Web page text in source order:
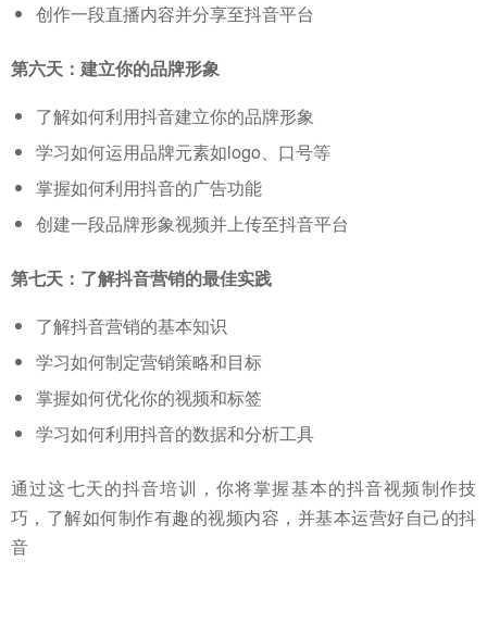
创作一段直播内容并分享至抖音平台
第六天：建立你的品牌形象
了解如何利用抖音建立你的品牌形象
学习如何运用品牌元素如logo、口号等
掌握如何利用抖音的广告功能
创建一段品牌形象视频并上传至抖音平台
第七天：了解抖音营销的最佳实践
了解抖音营销的基本知识
学习如何制定营销策略和目标
掌握如何优化你的视频和标签
学习如何利用抖音的数据和分析工具
通过这七天的抖音培训，你将掌握基本的抖音视频制作技
巧，了解如何制作有趣的视频内容，并基本运营好自己的抖
音